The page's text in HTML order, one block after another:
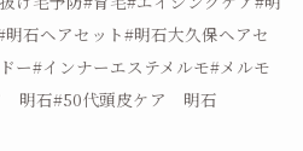
石ヘアセット#明石大久保ヘアセ
ー#インナーエステメルモ#メルモ
明石#50代頭皮ケア 明石